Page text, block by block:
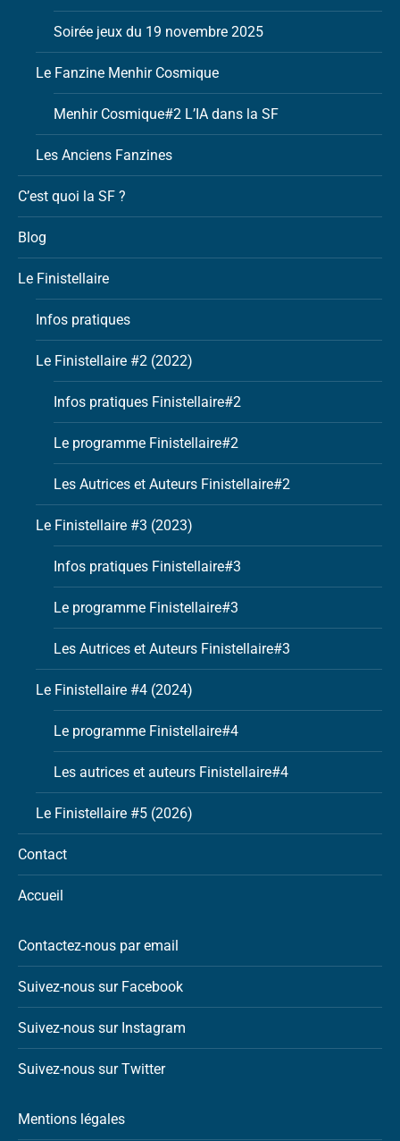
Soirée jeux du 19 novembre 2025
Le Fanzine Menhir Cosmique
Menhir Cosmique#2 L’IA dans la SF
Les Anciens Fanzines
C’est quoi la SF ?
Blog
Le Finistellaire
Infos pratiques
Le Finistellaire #2 (2022)
Infos pratiques Finistellaire#2
Le programme Finistellaire#2
Les Autrices et Auteurs Finistellaire#2
Le Finistellaire #3 (2023)
Infos pratiques Finistellaire#3
Le programme Finistellaire#3
Les Autrices et Auteurs Finistellaire#3
Le Finistellaire #4 (2024)
Le programme Finistellaire#4
Les autrices et auteurs Finistellaire#4
Le Finistellaire #5 (2026)
Contact
Accueil
Contactez-nous par email
Suivez-nous sur Facebook
Suivez-nous sur Instagram
Suivez-nous sur Twitter
Mentions légales